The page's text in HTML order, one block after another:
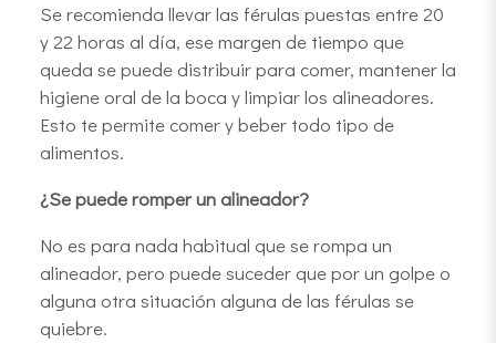
Se recomienda llevar las férulas puestas entre 20
y 22 horas al día, ese margen de tiempo que
queda se puede distribuir para comer, mantener la
higiene oral de la boca y limpiar los alineadores.
Esto te permite comer y beber todo tipo de
alimentos.
¿Se puede romper un alineador?
No es para nada habitual que se rompa un
alineador, pero puede suceder que por un golpe o
alguna otra situación alguna de las férulas se
quiebre.